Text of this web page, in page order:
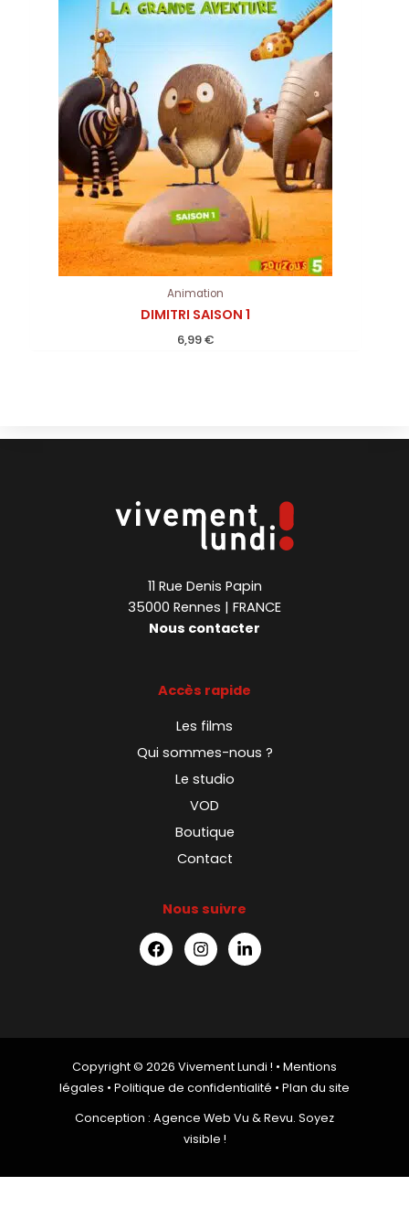
Animation
DIMITRI SAISON 1
6,99€
11 Rue Denis Papin
35000 Rennes | FRANCE
Nous contacter
Accès rapide
Les films
Qui sommes-nous ?
Le studio
VOD
Boutique
Contact
Nous suivre
Copyright © 2026 Vivement Lundi ! • Mentions
légales • Politique de confidentialité • Plan du site
Conception : Agence Web Vu & Revu. Soyez
visible !